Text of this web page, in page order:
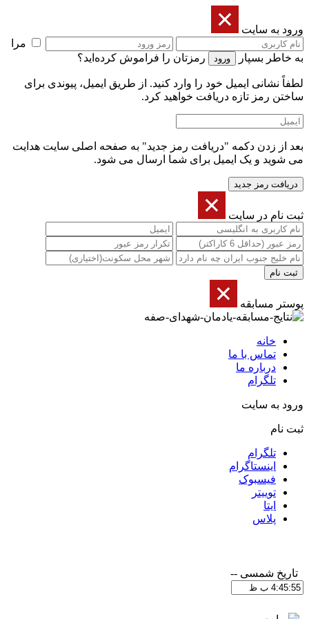
ورود به سایت
مرا
به خاطر بسپار
رمزتان را فراموش کرده‌اید؟
لطفاً نشانی ایمیل خود را‌ وارد کنید. از طریق ایمیل، پیوندی برای
ساختن رمز تازه دریافت خواهید کرد.
بعد از زدن دکمه "دریافت رمز جدید" به صفحه اصلی سایت هدایت
می شوید و یک ایمیل برای شما ارسال می شود.
ثبت نام در سایت
پوستر مسابقه
خانه
تماس با ما
درباره ما
تلگرام
ورود به سایت
ثبت نام
تلگرام
اینستاگرام
فیسبوک
توییتر
ایتا
پلاس
تاریخ شمسی --